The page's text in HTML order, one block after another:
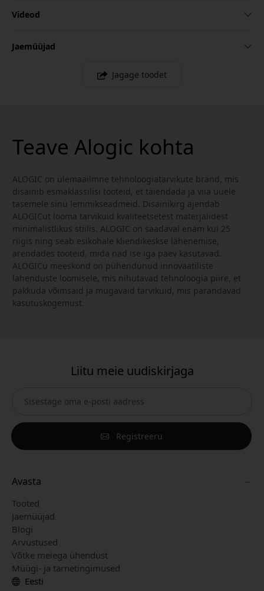
Videod
Jaemüüjad
Jagage toodet
Teave Alogic kohta
ALOGIC on ülemaailmne tehnoloogiatarvikute bränd, mis
disainib esmaklassilisi tooteid, et täiendada ja viia uuele
tasemele sinu lemmikseadmeid. Disainikirg ajendab
ALOGICut looma tarvikuid kvaliteetsetest materjalidest
minimalistlikus stiilis. ALOGIC on saadaval enam kui 25
riigis ning seab esikohale kliendikeskse lähenemise,
arendades tooteid, mida nad ise iga päev kasutavad.
ALOGICu meeskond on pühendunud innovaatiliste
lahenduste loomisele, mis nihutavad tehnoloogia piire, et
pakkuda võimsaid ja mugavaid tarvikuid, mis parandavad
kasutuskogemust.
Liitu meie uudiskirjaga
Registreeru
Avasta
Tooted
Jaemüüjad
Blogi
Arvustused
Võtke meiega ühendust
Müügi- ja tarnetingimused
Eesti